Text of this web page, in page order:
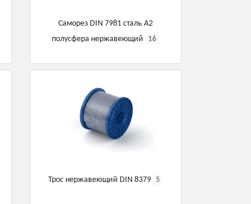
Саморез DIN 7981 сталь А2
полусфера нержавеющий
16
Трос нержавеющий DIN 8379 5